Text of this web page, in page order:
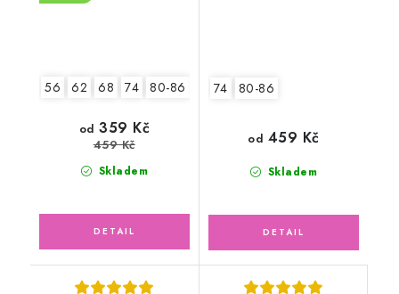
56 62 68 74 80-86 92-98 2.jakost v.62
Skladem
od 359 Kč
459 Kč
74 80-86
Skladem
od 459 Kč